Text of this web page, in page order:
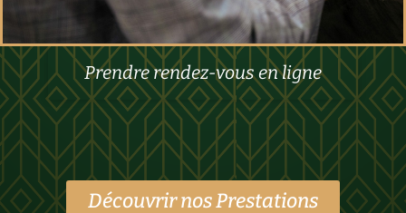
Prendre rendez-vous en ligne
Découvrir nos Prestations